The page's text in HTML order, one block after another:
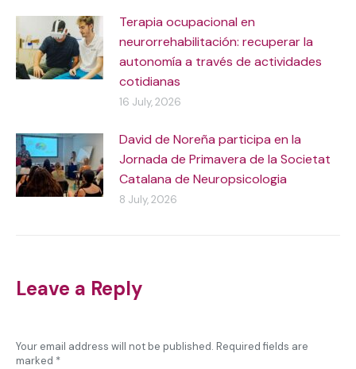
Terapia ocupacional en
neurorrehabilitación: recuperar la
autonomía a través de actividades
cotidianas
16 July, 2026
David de Noreña participa en la
Jornada de Primavera de la Societat
Catalana de Neuropsicologia
8 July, 2026
Leave a Reply
Your email address will not be published. Required fields are
marked *